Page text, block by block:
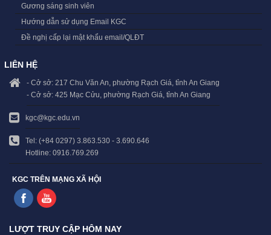
Gương sáng sinh viên
Hướng dẫn sử dụng Email KGC
Đề nghị cấp lại mật khẩu email/QLĐT
LIÊN HỆ
- Cở sở: 217 Chu Văn An, phường Rạch Giá, tỉnh An Giang
- Cở sở: 425 Mạc Cửu, phường Rạch Giá, tỉnh An Giang
kgc@kgc.edu.vn
Tel: (+84 0297) 3.863.530 - 3.690.646
Hotline: 0916.769.269
KGC TRÊN MẠNG XÃ HỘI
LƯỢT TRUY CẬP HÔM NAY